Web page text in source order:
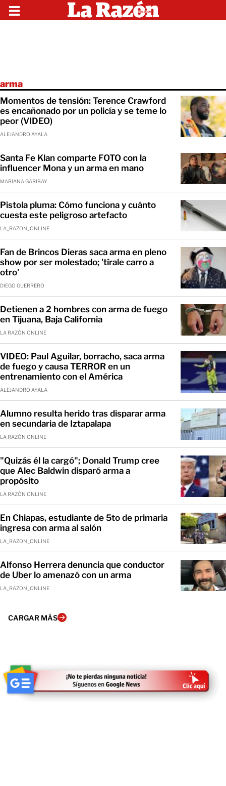
arma
Momentos de tensión: Terence Crawford
es encañonado por un policía y se teme lo
peor (VIDEO)
ALEJANDRO AYALA
Santa Fe Klan comparte FOTO con la
influencer Mona y un arma en mano
MARIANA GARIBAY
Pistola pluma: Cómo funciona y cuánto
cuesta este peligroso artefacto
LA_RAZON_ONLINE
Fan de Brincos Dieras saca arma en pleno
show por ser molestado; 'tírale carro a
otro'
DIEGO GUERRERO
Detienen a 2 hombres con arma de fuego
en Tijuana, Baja California
LA RAZÓN ONLINE
VIDEO: Paul Aguilar, borracho, saca arma
de fuego y causa TERROR en un
entrenamiento con el América
ALEJANDRO AYALA
Alumno resulta herido tras disparar arma
en secundaria de Iztapalapa
LA RAZÓN ONLINE
"Quizás él la cargó"; Donald Trump cree
que Alec Baldwin disparó arma a
propósito
LA RAZÓN ONLINE
En Chiapas, estudiante de 5to de primaria
ingresa con arma al salón
LA_RAZON_ONLINE
Alfonso Herrera denuncia que conductor
de Uber lo amenazó con un arma
LA_RAZON_ONLINE
CARGAR MÁS